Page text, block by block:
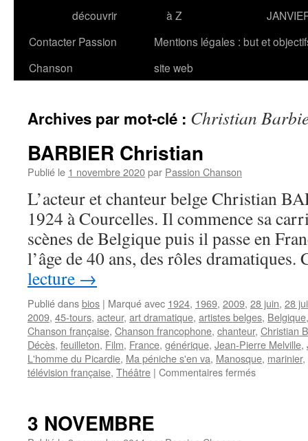
découvrir
à Z
Contacter Passion
Chanson
Mentions légales : but et
site web
Archives par mot-clé : Christian
BARBIER Christian
Publié le 1 novembre 2020par Passion Chanson
L’acteur et chanteur belge Christian
1924 à Courcelles. Il commence sa
scènes de Belgique puis il passe en
l’âge de 40 ans, des rôles
lecture →
Publié dansbios | Marqué avec 1924, 1969, 2009, 28 juin, 28
2009, 45-tours, acteur, art dramatique, artistes belges, Belgique
Chanson française, Chanson francophone, chanteur, Christian
Décès, feuilleton, Film, France, générique, Jean-Pierre Melville,
L'homme du Picardie, Ma péniche s'en va, Manosque, marinier,
télévision française, Théâtre | Commentaires ferméssur
3 NOVEMBRE